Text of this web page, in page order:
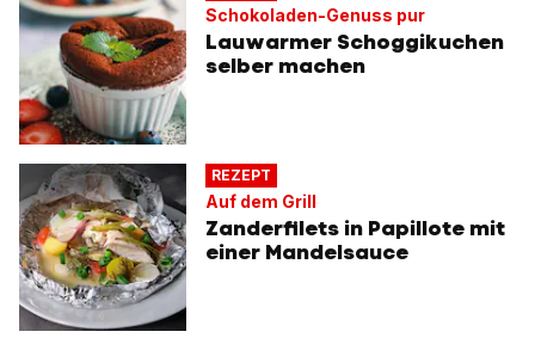
Schokoladen-Genuss pur
Lauwarmer Schoggikuchen
selber machen
REZEPT
Auf dem Grill
Zanderfilets in Papillote mit
einer Mandelsauce